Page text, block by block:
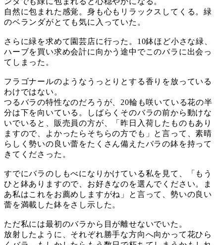
自然に包まれた感覚。身も心もリラックスしてくる。緑
のベランダがとても気に入っていた。
さらに緑を求めて園芸店に行った。10鉢ほど小さな緑、
ハーブを買い求め会計に向かう途中でこのバラに出会っ
てしまった。
フラゴナールのようなうっとりとする香りを放っている
わけではない。
つるバラの特性なのだろうが、20輪も咲いている花の半
分は下を向いている。しばらくそのバラの前から動けな
いでいると、販売員の方が、「昨日入荷したものもあり
ますので、よかったらそちらの方でも」と言って、素晴
らしく勢いの良い蕾をたくさん備えたバラの鉢を持って
きてくださった。
すでにバラのしもべになりかけている私を見て、「もう
ひと鉢ありますので、お好きなのを選んでください。ま
あ私はこれをお薦めしますがね」と言って、勢いの良い
蕾を満載した鉢をさし示した。
ただ私には最初のバラから目が離せないでいた。
放射したように、それぞれ勝手な方向へ向かって花ひら